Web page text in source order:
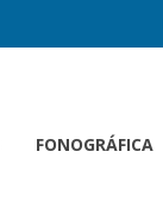
FONOGRÁFICA